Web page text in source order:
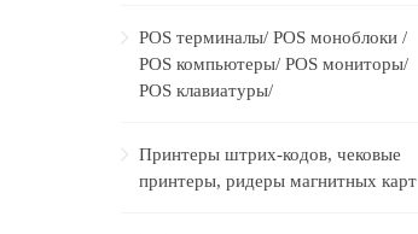
POS терминалы/ POS моноблоки /
POS компьютеры/ POS мониторы/
POS клавиатуры/
Принтеры штрих-кодов, чековые
принтеры, ридеры магнитных карт